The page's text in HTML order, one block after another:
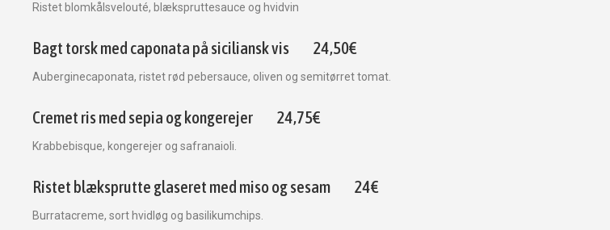
Ristet blomkålsvelouté, blækspruttesauce og hvidvin
Bagt torsk med caponata på siciliansk vis 24,50€
Auberginecaponata, ristet rød pebersauce, oliven og semitørret tomat.
Cremet ris med sepia og kongerejer 24,75€
Krabbebisque, kongerejer og safranaioli.
Ristet blæksprutte glaseret med miso og sesam 24€
Burratacreme, sort hvidløg og basilikumchips.